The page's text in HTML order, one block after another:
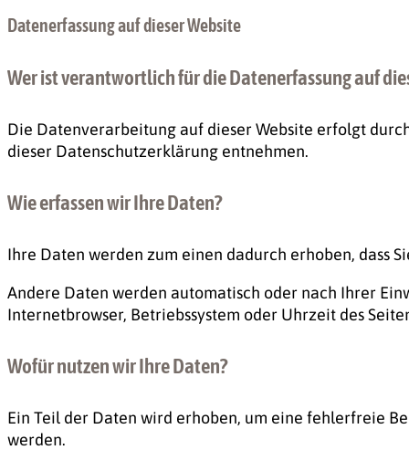
Datenerfassung auf dieser Website
Wer ist verantwortlich für die Datenerfassung auf
Die Datenverarbeitung auf dieser Website erfolgt
dieser Datenschutzerklärung entnehmen.
Wie erfassen wir Ihre Daten?
Ihre Daten werden zum einen dadurch erhoben, dass
Andere Daten werden automatisch oder nach Ihrer
Internetbrowser, Betriebssystem oder Uhrzeit des
Wofür nutzen wir Ihre Daten?
Ein Teil der Daten wird erhoben, um eine fehlerfreie
werden.